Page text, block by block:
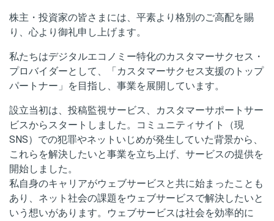
株主・投資家の皆さまには、平素より格別のご高配を賜
り、心より御礼申し上げま す。
私たちはデジタルエコノミー特化のカスタマーサクセス・
プロバイダーとして、
「カスタマーサクセス支援のトップ
パートナー」を目指し、事業を展開しています。
設立当初は、投稿監視サービス、カスタマーサポートサー
ビスからスタートしました。コミュニティサイト（現
SNS）での犯罪やネットいじめが発生していた背景から、
これらを解決したいと事業を立ち上げ、サービスの提供を
開始しました。
私自身のキャリアがウェブサービスと共に始まったことも
あり、ネット社会の課題をウェブサービスで解決したいと
いう想いがあります。ウェブサービスは社会を効率的に